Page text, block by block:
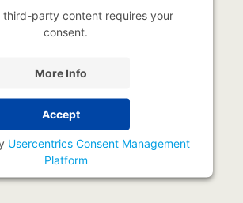
third-party content requires your
consent.
More Info
Accept
Usercentrics Consent Management
Platform